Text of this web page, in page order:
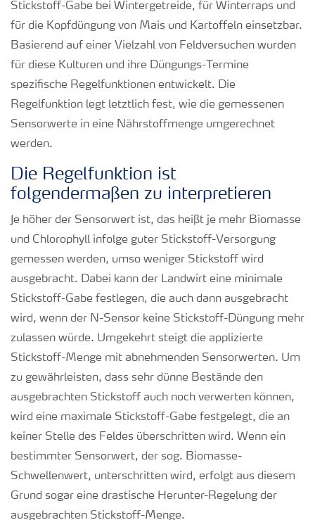
Stickstoff-Gabe bei Wintergetreide, für Winterraps und
für die Kopfdüngung von Mais und Kartoffeln einsetzbar.
Basierend auf einer Vielzahl von Feldversuchen wurden
für diese Kulturen und ihre Düngungs-Termine
spezifische Regelfunktionen entwickelt. Die
Regelfunktion legt letztlich fest, wie die gemessenen
Sensorwerte in eine Nährstoffmenge umgerechnet
werden.
Die Regelfunktion ist
folgendermaßen zu interpretieren
Je höher der Sensorwert ist, das heißt je mehr Biomasse
und Chlorophyll infolge guter Stickstoff-Versorgung
gemessen werden, umso weniger Stickstoff wird
ausgebracht. Dabei kann der Landwirt eine minimale
Stickstoff-Gabe festlegen, die auch dann ausgebracht
wird, wenn der N-Sensor keine Stickstoff-Düngung mehr
zulassen würde. Umgekehrt steigt die applizierte
Stickstoff-Menge mit abnehmenden Sensorwerten. Um
zu gewährleisten, dass sehr dünne Bestände den
ausgebrachten Stickstoff auch noch verwerten können,
wird eine maximale Stickstoff-Gabe festgelegt, die an
keiner Stelle des Feldes überschritten wird. Wenn ein
bestimmter Sensorwert, der sog. Biomasse-
Schwellenwert, unterschritten wird, erfolgt aus diesem
Grund sogar eine drastische Herunter-Regelung der
ausgebrachten Stickstoff-Menge.